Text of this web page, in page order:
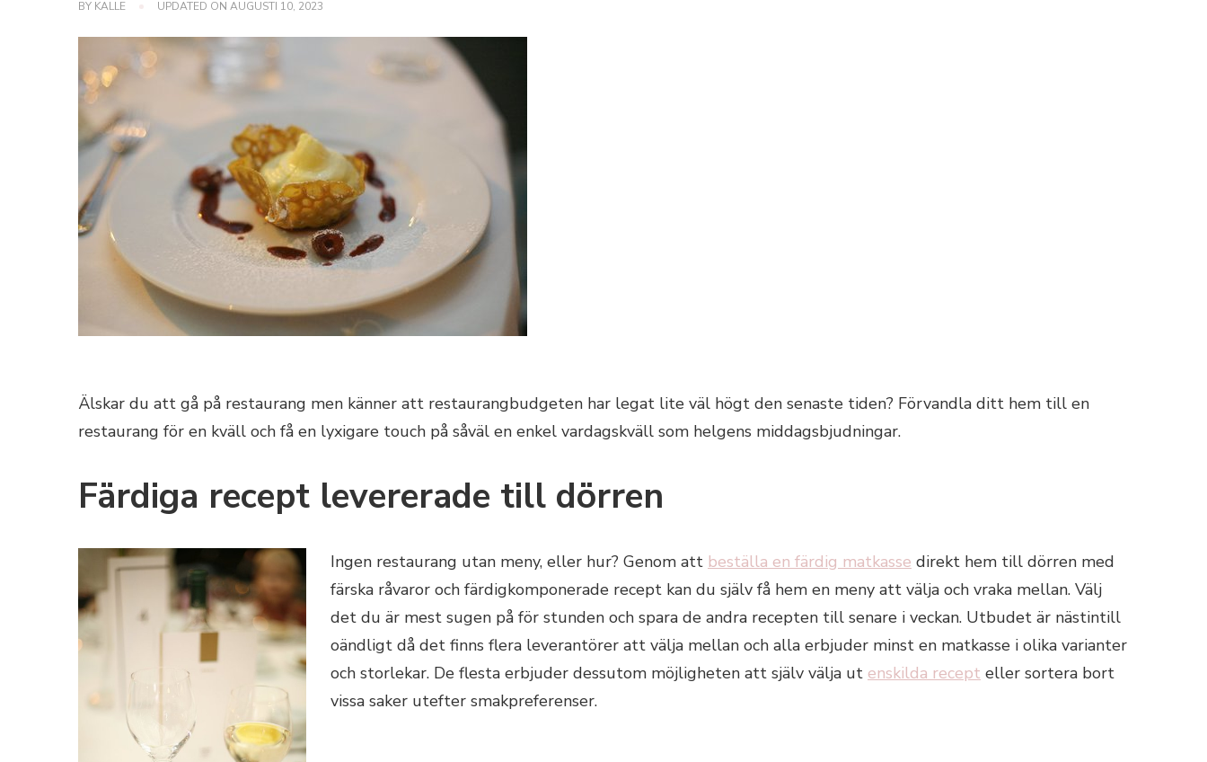
BY KALLE UPDATED ON AUGUSTI 10, 2023
Älskar du att gå på restaurang men känner att restaurangbudgeten har legat lite väl högt den senaste tiden? Förvandla ditt hem till en
restaurang för en kväll och få en lyxigare touch på såväl en enkel vardagskväll som helgens middagsbjudningar.
Färdiga recept levererade till dörren
Ingen restaurang utan meny, eller hur? Genom att beställa en färdig matkasse direkt hem till dörren med
färska råvaror och färdigkomponerade recept kan du själv få hem en meny att välja och vraka mellan. Välj
det du är mest sugen på för stunden och spara de andra recepten till senare i veckan. Utbudet är nästintill
oändligt då det finns flera leverantörer att välja mellan och alla erbjuder minst en matkasse i olika varianter
och storlekar. De flesta erbjuder dessutom möjligheten att själv välja ut enskilda recept eller sortera bort
vissa saker utefter smakpreferenser.